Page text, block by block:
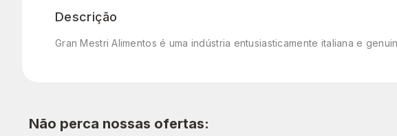
Descrição
Gran Mestri Alimentos é uma indústria entusiasticamente italiana e
Não perca nossas ofertas: